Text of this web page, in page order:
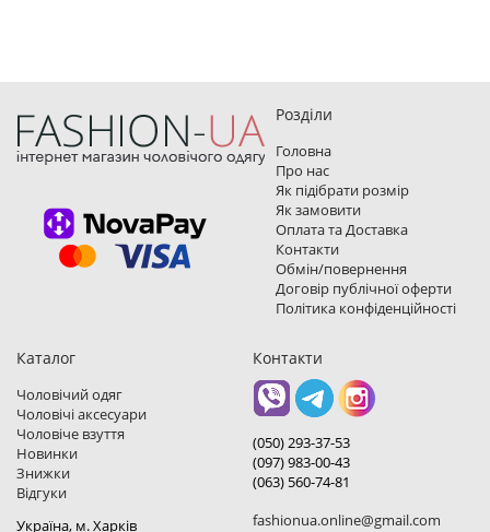
Розділи
Головна
Про нас
Як підібрати розмір
Як замовити
Оплата та Доставка
Контакти
Обмін/повернення
Договір публічної оферти
Політика конфіденційності
Каталог
Чоловічий одяг
Чоловічі аксесуари
Чоловіче взуття
Новинки
Знижки
Відгуки
Україна, м. Харкiв
Контакти
(050) 293-37-53
(097) 983-00-43
(063) 560-74-81
fashionua.online@gmail.com